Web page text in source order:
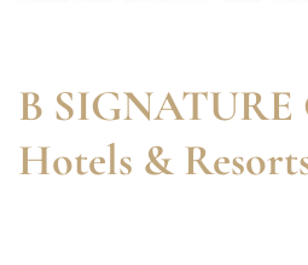
B SIGNATURE
Hotels &